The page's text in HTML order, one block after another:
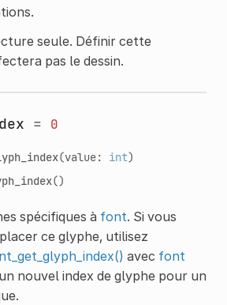
seule. Définir cette
pas le dessin.
= 0
(value: int)
()
spécifiques à font. Si vous
ce glyphe, utilisez
avec font
nouvel index de glyphe pour un